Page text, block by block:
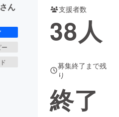
ん
支援者数
38人
募集終了まで残
り
終了